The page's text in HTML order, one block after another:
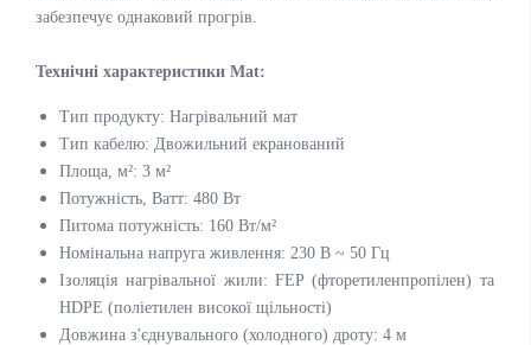
забезпечує однаковий прогрів.
Технічні характеристики Mat:
Тип продукту: Нагрівальний мат
Тип кабелю: Двожильний екранований
Площа, м²: 3 м²
Потужність, Ватт: 480 Вт
Питома потужність: 160 Вт/м²
Номінальна напруга живлення: 230 В ~ 50 Гц
Ізоляція нагрівальної жили: FEP (фторетиленпропілен) та
HDPE (поліетилен високої щільності)
Довжина з'єднувального (холодного) дроту: 4 м